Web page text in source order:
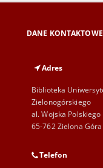
DANE KONTAKTOWE
Adres
Biblioteka
Zielonogórskiego
al. Wojska Polskiego
65-762 Zielona Góra
Telefon